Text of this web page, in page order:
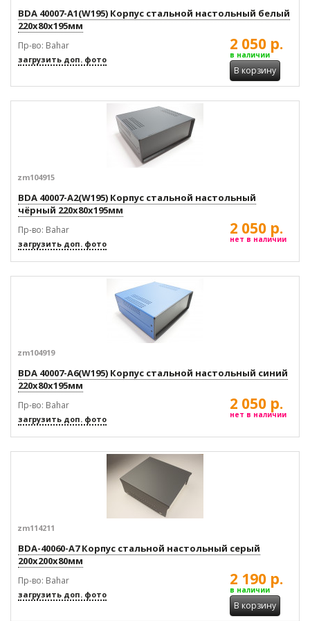
BDA 40007-A1(W195) Корпус стальной настольный белый
220x80x195мм
Пр-во: Bahar
загрузить доп. фото
2 050 р.
в наличии
В корзину
zm104915
BDA 40007-A2(W195) Корпус стальной настольный
чёрный 220x80x195мм
Пр-во: Bahar
загрузить доп. фото
2 050 р.
нет в наличии
zm104919
BDA 40007-A6(W195) Корпус стальной настольный синий
220x80x195мм
Пр-во: Bahar
загрузить доп. фото
2 050 р.
нет в наличии
zm114211
BDA-40060-A7 Корпус стальной настольный серый
200x200x80мм
Пр-во: Bahar
загрузить доп. фото
2 190 р.
в наличии
В корзину